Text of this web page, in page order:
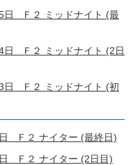
日 Ｆ２ ミッドナイト (最
Ｆ２ ミッドナイト (2日
日 Ｆ２ ミッドナイト (初
Ｆ２ ナイター (最終日)
Ｆ２ ナイター (2日目)